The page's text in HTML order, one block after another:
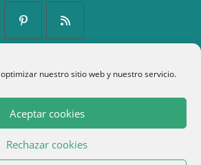
nuestro sitio web y nuestro servicio.
Aceptar cookies
Rechazar cookies
Se
en
una
nueva
pestaña
Se
en
una
nueva
pestaña